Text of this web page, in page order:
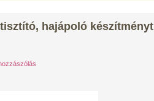
hajápoló készítményt